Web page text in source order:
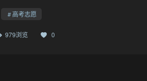
高考志愿
979浏览 0